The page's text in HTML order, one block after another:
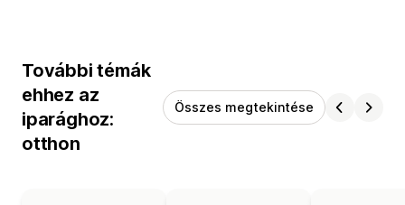
További témák
ehhez az
iparághoz:
otthon
Összes megtekintése